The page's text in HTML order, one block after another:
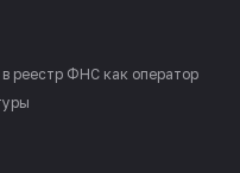
реестр ФНС как оператор